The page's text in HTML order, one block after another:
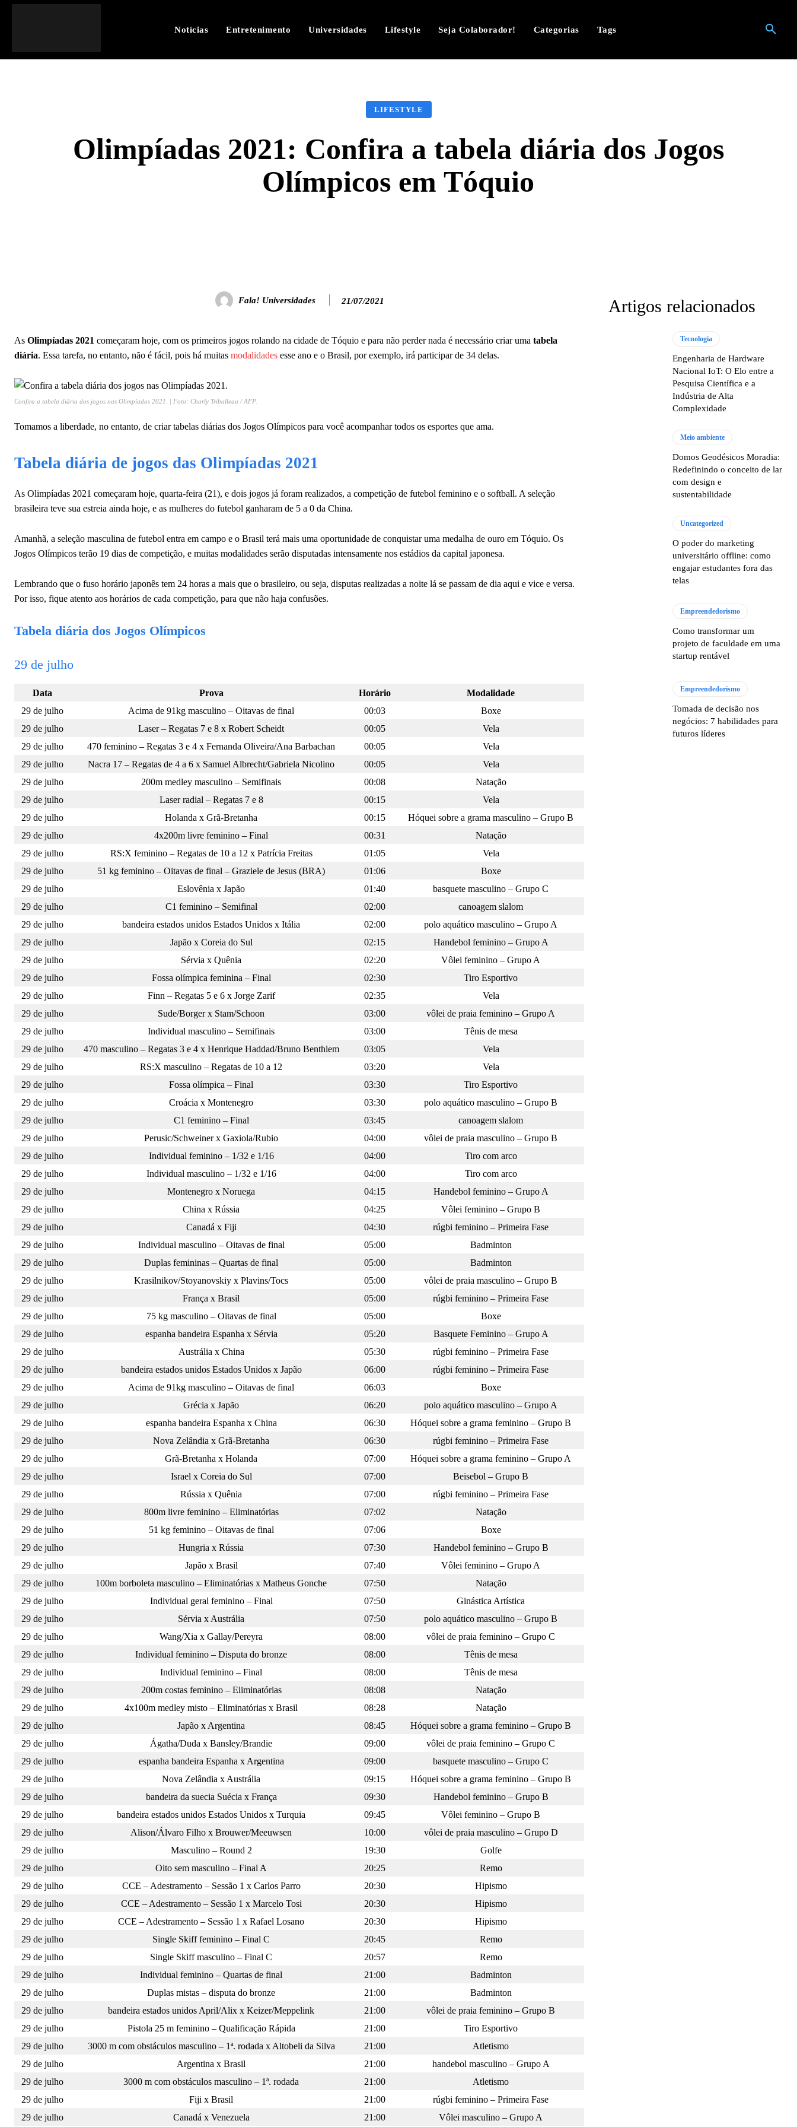
Notícias Entretenimento Universidades Lifestyle Seja Colaborador! Categorias Tags
LIFESTYLE
Olimpíadas 2021: Confira a tabela diária dos Jogos
Olímpicos em Tóquio
Fala! Universidades 21/07/2021
As Olimpíadas 2021 começaram hoje, com os primeiros jogos rolando na cidade de Tóquio e para não perder nada é necessário criar uma tabela
diária. Essa tarefa, no entanto, não é fácil, pois há muitas modalidades esse ano e o Brasil, por exemplo, irá participar de 34 delas.
Confira a tabela diária dos jogos nas Olimpíadas 2021. | Foto: Charly Triballeau / AFP.
Tomamos a liberdade, no entanto, de criar tabelas diárias dos Jogos Olímpicos para você acompanhar todos os esportes que ama.
Tabela diária de jogos das Olimpíadas 2021
As Olimpíadas 2021 começaram hoje, quarta-feira (21), e dois jogos já foram realizados, a competição de futebol feminino e o softball. A seleção
brasileira teve sua estreia ainda hoje, e as mulheres do futebol ganharam de 5 a 0 da China.
Amanhã, a seleção masculina de futebol entra em campo e o Brasil terá mais uma oportunidade de conquistar uma medalha de ouro em Tóquio. Os
Jogos Olímpicos terão 19 dias de competição, e muitas modalidades serão disputadas intensamente nos estádios da capital japonesa.
Lembrando que o fuso horário japonês tem 24 horas a mais que o brasileiro, ou seja, disputas realizadas a noite lá se passam de dia aqui e vice e versa.
Por isso, fique atento aos horários de cada competição, para que não haja confusões.
Tabela diária dos Jogos Olímpicos
29 de julho
Data Prova Horário
Modalidade
29 de julho
Acima de 91kg masculino – Oitavas de final 00:03
Boxe
29 de julho
Laser – Regatas 7 e 8 x Robert Scheidt 00:05
Vela
29 de julho
470 feminino – Regatas 3 e 4 x Fernanda Oliveira/Ana Barbachan 00:05
Vela
29 de julho
Nacra 17 – Regatas de 4 a 6 x Samuel Albrecht/Gabriela Nicolino 00:05
Vela
29 de julho
200m medley masculino – Semifinais 00:08
Natação
29 de julho
Laser radial – Regatas 7 e 8 00:15
Vela
29 de julho
Holanda x Grã-Bretanha 00:15
Hóquei sobre a grama masculino – Grupo B
29 de julho
4x200m livre feminino – Final 00:31
Natação
29 de julho
RS:X feminino – Regatas de 10 a 12 x Patrícia Freitas 01:05
Vela
29 de julho
51 kg feminino – Oitavas de final – Graziele de Jesus (BRA) 01:06
Boxe
29 de julho
Eslovênia x Japão 01:40
basquete masculino – Grupo C
29 de julho
C1 feminino – Semifinal 02:00
canoagem slalom
29 de julho
bandeira estados unidos Estados Unidos x Itália 02:00
polo aquático masculino – Grupo A
29 de julho
Japão x Coreia do Sul 02:15
Handebol feminino – Grupo A
29 de julho
Sérvia x Quênia 02:20
Vôlei feminino – Grupo A
29 de julho
Fossa olímpica feminina – Final 02:30
Tiro Esportivo
29 de julho
Finn – Regatas 5 e 6 x Jorge Zarif 02:35
Vela
29 de julho
Sude/Borger x Stam/Schoon 03:00
vôlei de praia feminino – Grupo A
29 de julho
Individual masculino – Semifinais 03:00
Tênis de mesa
29 de julho
470 masculino – Regatas 3 e 4 x Henrique Haddad/Bruno Benthlem 03:05
Vela
29 de julho
RS:X masculino – Regatas de 10 a 12 03:20
Vela
29 de julho
Fossa olímpica – Final 03:30
Tiro Esportivo
29 de julho
Croácia x Montenegro 03:30
polo aquático masculino – Grupo B
29 de julho
C1 feminino – Final 03:45
canoagem slalom
29 de julho
Perusic/Schweiner x Gaxiola/Rubio 04:00
vôlei de praia masculino – Grupo B
29 de julho
Individual feminino – 1/32 e 1/16 04:00
Tiro com arco
29 de julho
Individual masculino – 1/32 e 1/16 04:00
Tiro com arco
29 de julho
Montenegro x Noruega 04:15
Handebol feminino – Grupo A
29 de julho
China x Rússia 04:25
Vôlei feminino – Grupo B
29 de julho
Canadá x Fiji 04:30
rúgbi feminino – Primeira Fase
29 de julho
Individual masculino – Oitavas de final 05:00
Badminton
29 de julho
Duplas femininas – Quartas de final 05:00
Badminton
29 de julho
Krasilnikov/Stoyanovskiy x Plavins/Tocs 05:00
vôlei de praia masculino – Grupo B
29 de julho
França x Brasil 05:00
rúgbi feminino – Primeira Fase
29 de julho
75 kg masculino – Oitavas de final 05:00
Boxe
29 de julho
espanha bandeira Espanha x Sérvia 05:20
Basquete Feminino – Grupo A
29 de julho
Austrália x China 05:30
rúgbi feminino – Primeira Fase
29 de julho
bandeira estados unidos Estados Unidos x Japão 06:00
rúgbi feminino – Primeira Fase
29 de julho
Acima de 91kg masculino – Oitavas de final 06:03
Boxe
29 de julho
Grécia x Japão 06:20
polo aquático masculino – Grupo A
29 de julho
espanha bandeira Espanha x China 06:30
Hóquei sobre a grama feminino – Grupo B
29 de julho
Nova Zelândia x Grã-Bretanha 06:30
rúgbi feminino – Primeira Fase
29 de julho
Grã-Bretanha x Holanda 07:00
Hóquei sobre a grama feminino – Grupo A
29 de julho
Israel x Coreia do Sul 07:00
Beisebol – Grupo B
29 de julho
Rússia x Quênia 07:00
rúgbi feminino – Primeira Fase
29 de julho
800m livre feminino – Eliminatórias 07:02
Natação
29 de julho
51 kg feminino – Oitavas de final 07:06
Boxe
29 de julho
Hungria x Rússia 07:30
Handebol feminino – Grupo B
29 de julho
Japão x Brasil 07:40
Vôlei feminino – Grupo A
29 de julho
100m borboleta masculino – Eliminatórias x Matheus Gonche 07:50
Natação
29 de julho
Individual geral feminino – Final 07:50
Ginástica Artística
29 de julho
Sérvia x Austrália 07:50
polo aquático masculino – Grupo B
29 de julho
Wang/Xia x Gallay/Pereyra 08:00
vôlei de praia feminino – Grupo C
29 de julho
Individual feminino – Disputa do bronze 08:00
Tênis de mesa
29 de julho
Individual feminino – Final 08:00
Tênis de mesa
29 de julho
200m costas feminino – Eliminatórias 08:08
Natação
29 de julho
4x100m medley misto – Eliminatórias x Brasil 08:28
Natação
29 de julho
Japão x Argentina 08:45
Hóquei sobre a grama feminino – Grupo B
29 de julho
Ágatha/Duda x Bansley/Brandie 09:00
vôlei de praia feminino – Grupo C
29 de julho
espanha bandeira Espanha x Argentina 09:00
basquete masculino – Grupo C
29 de julho
Nova Zelândia x Austrália 09:15
Hóquei sobre a grama feminino – Grupo B
29 de julho
bandeira da suecia Suécia x França 09:30
Handebol feminino – Grupo B
29 de julho
bandeira estados unidos Estados Unidos x Turquia 09:45
Vôlei feminino – Grupo B
29 de julho
Alison/Álvaro Filho x Brouwer/Meeuwsen 10:00
vôlei de praia masculino – Grupo D
29 de julho
Masculino – Round 2 19:30
Golfe
29 de julho
Oito sem masculino – Final A 20:25
Remo
29 de julho
CCE – Adestramento – Sessão 1 x Carlos Parro 20:30
Hipismo
29 de julho
CCE – Adestramento – Sessão 1 x Marcelo Tosi 20:30
Hipismo
29 de julho
CCE – Adestramento – Sessão 1 x Rafael Losano 20:30
Hipismo
29 de julho
Single Skiff feminino – Final C 20:45
Remo
29 de julho
Single Skiff masculino – Final C 20:57
Remo
29 de julho
Individual feminino – Quartas de final 21:00
Badminton
29 de julho
Duplas mistas – disputa do bronze 21:00
Badminton
29 de julho
bandeira estados unidos April/Alix x Keizer/Meppelink 21:00
vôlei de praia feminino – Grupo B
29 de julho
Pistola 25 m feminino – Qualificação Rápida 21:00
Tiro Esportivo
29 de julho
3000 m com obstáculos masculino – 1ª. rodada x Altobeli da Silva 21:00
Atletismo
29 de julho
Argentina x Brasil 21:00
handebol masculino – Grupo A
29 de julho
3000 m com obstáculos masculino – 1ª. rodada 21:00
Atletismo
29 de julho
Fiji x Brasil 21:00
rúgbi feminino – Primeira Fase
29 de julho
Canadá x Venezuela 21:00 Vôlei masculino – Grupo A
Artigos relacionados
Tecnologia
Engenharia de Hardware
Nacional IoT: O Elo entre a
Pesquisa Científica e a
Indústria de Alta
Complexidade
Meio ambiente
Domos Geodésicos Moradia:
Redefinindo o conceito de lar
com design e
sustentabilidade
Uncategorized
O poder do marketing
universitário offline: como
engajar estudantes fora das
telas
Empreendedorismo
Como transformar um
projeto de faculdade em uma
startup rentável
Empreendedorismo
Tomada de decisão nos
negócios: 7 habilidades para
futuros líderes